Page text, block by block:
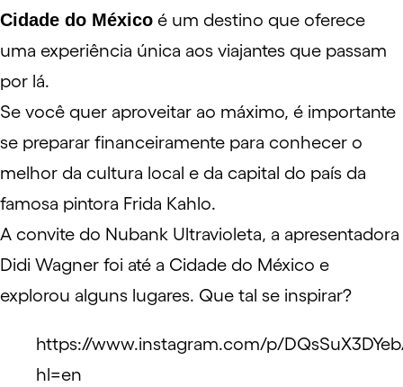
Cidade do México é um destino que oferece
uma experiência única aos viajantes que passam
por lá.
Se você quer aproveitar ao máximo, é importante
se preparar financeiramente para conhecer o
melhor da cultura local e da capital do país da
famosa pintora Frida Kahlo.
A convite do Nubank Ultravioleta, a apresentadora
Didi Wagner foi até a Cidade do México e
explorou alguns lugares. Que tal se inspirar?
https://www.instagram.com/p/
hl=en